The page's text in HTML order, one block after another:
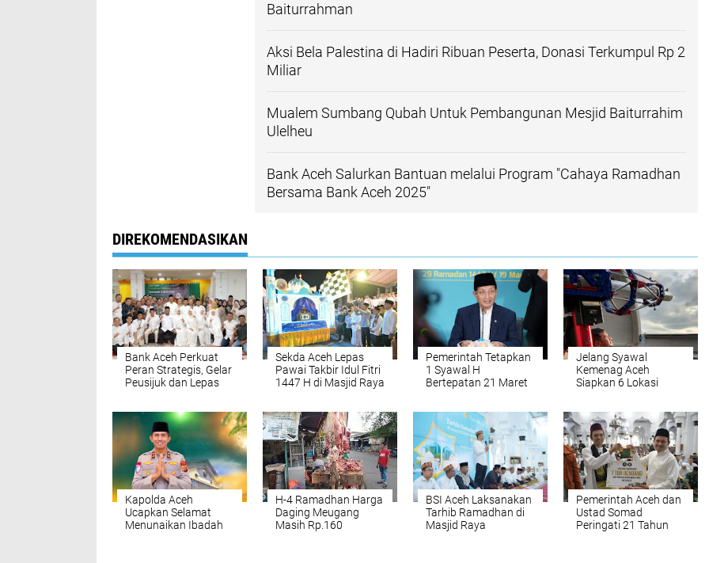
Baiturrahman
Aksi Bela Palestina di Hadiri Ribuan Peserta, Donasi Terkumpul Rp 2
Miliar
Mualem Sumbang Qubah Untuk Pembangunan Mesjid Baiturrahim
Ulelheu
Bank Aceh Salurkan Bantuan melalui Program "Cahaya Ramadhan
Bersama Bank Aceh 2025"
DIREKOMENDASIKAN
Bank Aceh Perkuat
Peran Strategis, Gelar
Peusijuk dan Lepas
Sekda Aceh Lepas
Pawai Takbir Idul Fitri
1447 H di Masjid Raya
Pemerintah Tetapkan
1 Syawal H
Bertepatan 21 Maret
Jelang Syawal
Kemenag Aceh
Siapkan 6 Lokasi
Kapolda Aceh
Ucapkan Selamat
Menunaikan Ibadah
H-4 Ramadhan Harga
Daging Meugang
Masih Rp.160
BSI Aceh Laksanakan
Tarhib Ramadhan di
Masjid Raya
Pemerintah Aceh dan
Ustad Somad
Peringati 21 Tahun